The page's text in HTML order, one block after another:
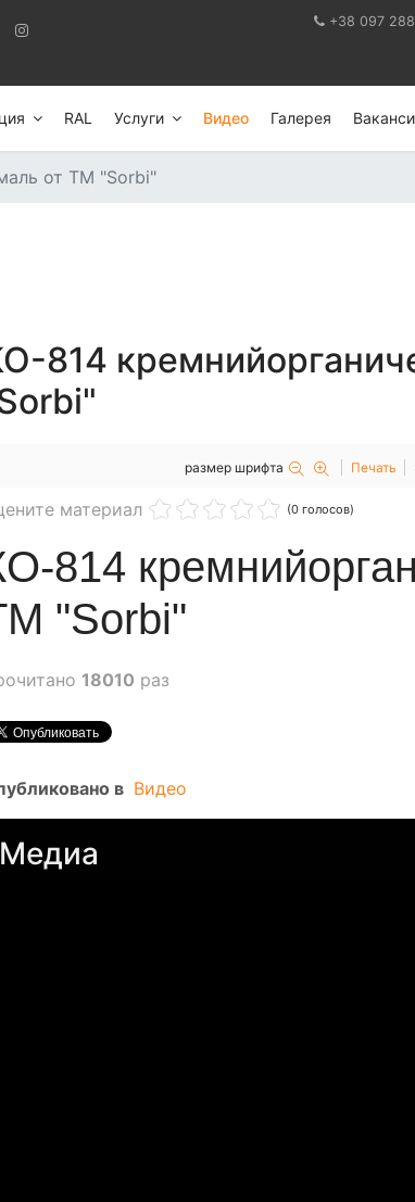
+38 097
RAL Услуги Видео Галерея
от ТМ "Sorbi"
814
размер шрифта Печать
материал (0 голосов)
814
"Sorbi"
18010 раз
в Видео
Медиа